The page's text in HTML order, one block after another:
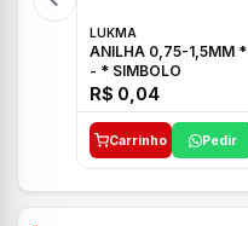
LUKMA
ANILHA 0,75-1,5MM *
- * SIMBOLO
R$ 0,04
Carrinho Pedir